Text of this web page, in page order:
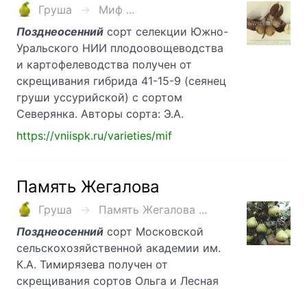
Груша
Миф ...
Позднеосенний сорт селекции Южно-
Уральского НИИ плодоовощеводства
и картофелеводства получен от
скрещивания гибрида 41-15-9 (сеянец
груши уссурийской) с сортом
Северянка. Авторы сорта: Э.А.
https://vniispk.ru/varieties/mif
Память Жегалова
Груша
Память Жегалова ...
Позднеосенний сорт Московской
сельскохозяйственной академии им.
К.А. Тимирязева получен от
скрещивания сортов Ольга и Лесная